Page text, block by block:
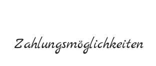
Zahlungsmöglichkeiten